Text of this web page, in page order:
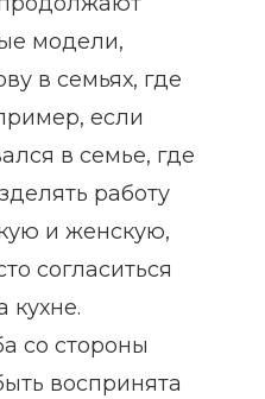
модели,
в семьях, где
если
в семье, где
работу
и женскую,
согласиться
кухне.
со стороны
воспринята